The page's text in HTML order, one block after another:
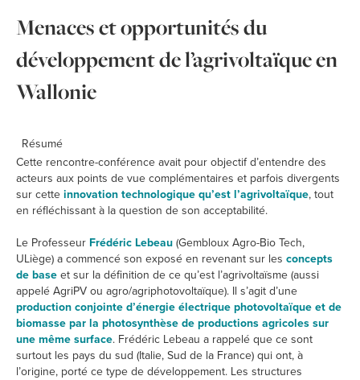
Menaces et opportunités du
développement de l’agrivoltaïque en
Wallonie
Résumé
Cette rencontre-conférence avait pour objectif d’entendre des
acteurs aux points de vue complémentaires et parfois divergents
sur cette innovation technologique qu’est l’agrivoltaïque, tout
en réfléchissant à la question de son acceptabilité.
Le Professeur Frédéric Lebeau (Gembloux Agro-Bio Tech,
ULiège) a commencé son exposé en revenant sur les concepts
de base et sur la définition de ce qu’est l’agrivoltaïsme (aussi
appelé AgriPV ou agro/agriphotovoltaïque). Il s’agit d’une
production conjointe d’énergie électrique photovoltaïque et de
biomasse par la photosynthèse de productions agricoles sur
une même surface. Frédéric Lebeau a rappelé que ce sont
surtout les pays du sud (Italie, Sud de la France) qui ont, à
l’origine, porté ce type de développement. Les structures